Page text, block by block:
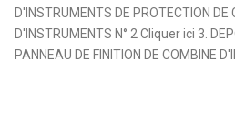
D'INSTRUMENTS DE PROTECTION DE
D'INSTRUMENTS N° 2 Cliquer ici 3.
PANNEAU DE FINITION DE COMBINE